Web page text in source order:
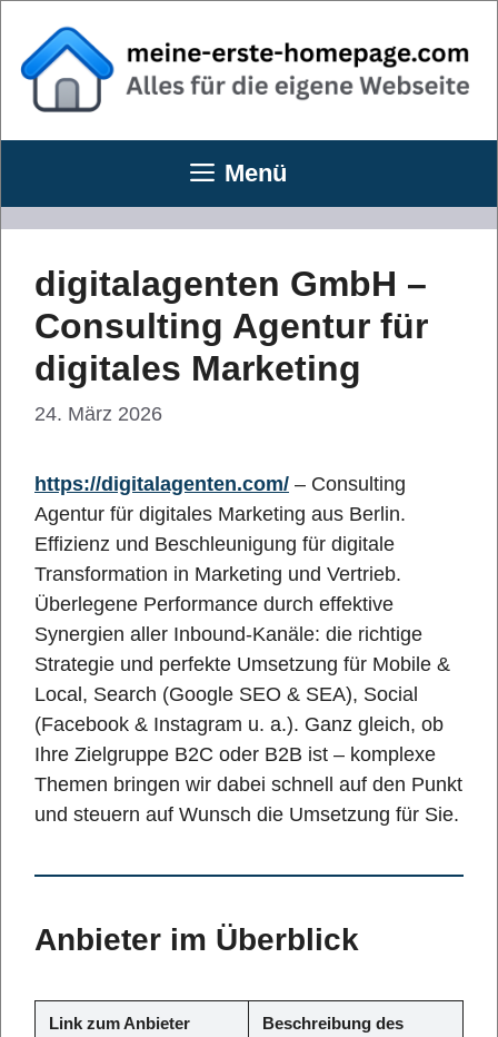
Inhalt
springen
Menü
digitalagenten GmbH –
Consulting Agentur für
digitales Marketing
24. März 2026
https://digitalagenten.com/ – Consulting
Agentur für digitales Marketing aus Berlin.
Effizienz und Beschleunigung für digitale
Transformation in Marketing und Vertrieb.
Überlegene Performance durch effektive
Synergien aller Inbound-Kanäle: die richtige
Strategie und perfekte Umsetzung für Mobile &
Local, Search (Google SEO & SEA), Social
(Facebook & Instagram u. a.). Ganz gleich, ob
Ihre Zielgruppe B2C oder B2B ist – komplexe
Themen bringen wir dabei schnell auf den Punkt
und steuern auf Wunsch die Umsetzung für Sie.
Anbieter im Überblick
Link zum Anbieter
Beschreibung des